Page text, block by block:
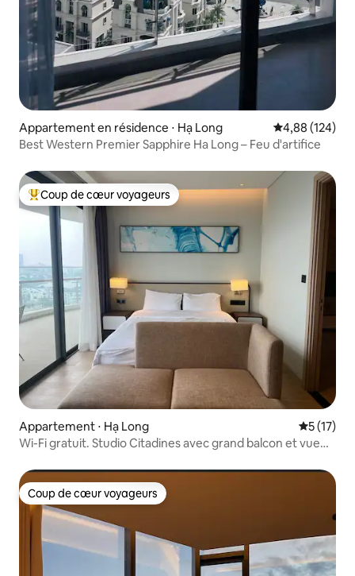
Appartement en résidence ⋅ Hạ Long Évaluation
4,88 (124)
Best Western Premier Sapphire Ha Long – Feu d'artifice
Coups de cœur voyageurs les plus appréciés
Coup de cœur voyageurs
Appartement ⋅ Hạ Long
5 (17)
Wi-Fi gratuit. Studio Citadines avec grand balcon et vue
Coup de cœur voyageurs
Coup de cœur voyageurs